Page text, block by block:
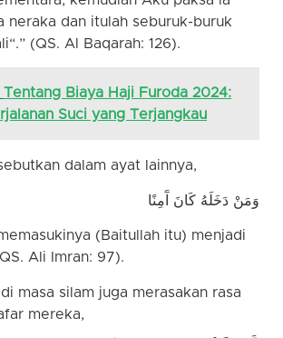
neraka dan itulah seburuk-buruk
(QS. Al Baqarah: 126).
Tentang Biaya Haji Furoda 2024:
Suci yang Terjangkau
dalam ayat lainnya,
وَمَنْ دَخَلَهُ كَانَ آَمِنًا
(Baitullah itu) menjadi
Ali Imran: 97).
masa silam juga merasakan rasa
mereka,